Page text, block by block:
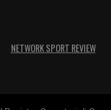
NETWORK SPORT REVIEW